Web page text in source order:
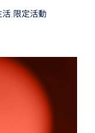
活,限定活動